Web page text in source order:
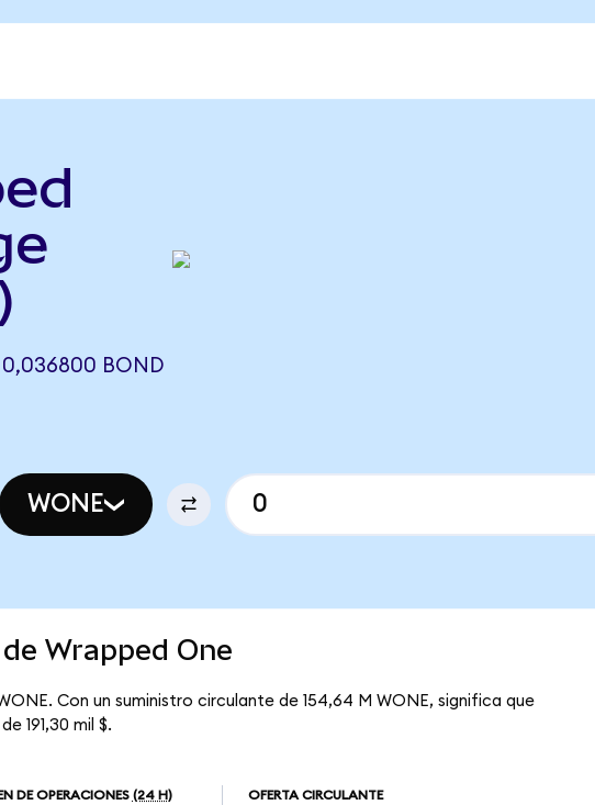
0,036800 BOND
WONE
Wrapped One
Con un suministro circulante de 154,64 M WONE, significa que
191,30 mil $.
DE OPERACIONES (24 H) OFERTA CIRCULANTE